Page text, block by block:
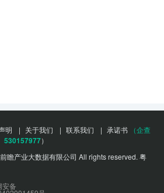
明 | 关于我们 | 联系我们 | 承诺书 （企查
530157977）
瞻产业大数据有限公司 All rights reserved. 粤
安备